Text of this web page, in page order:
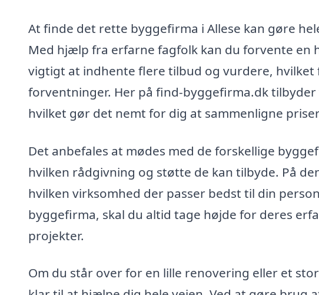
At finde det rette byggefirma i Allese kan gøre
Med hjælp fra erfarne fagfolk kan du forvente en
vigtigt at indhente flere tilbud og vurdere,
forventninger. Her på find-byggefirma.dk
hvilket gør det nemt for dig at sammenligne
Det anbefales at mødes med de forskellige
hvilken rådgivning og støtte de kan tilbyde. På
hvilken virksomhed der passer bedst til din
byggefirma, skal du altid tage højde for deres
projekter.
Om du står over for en lille renovering eller et